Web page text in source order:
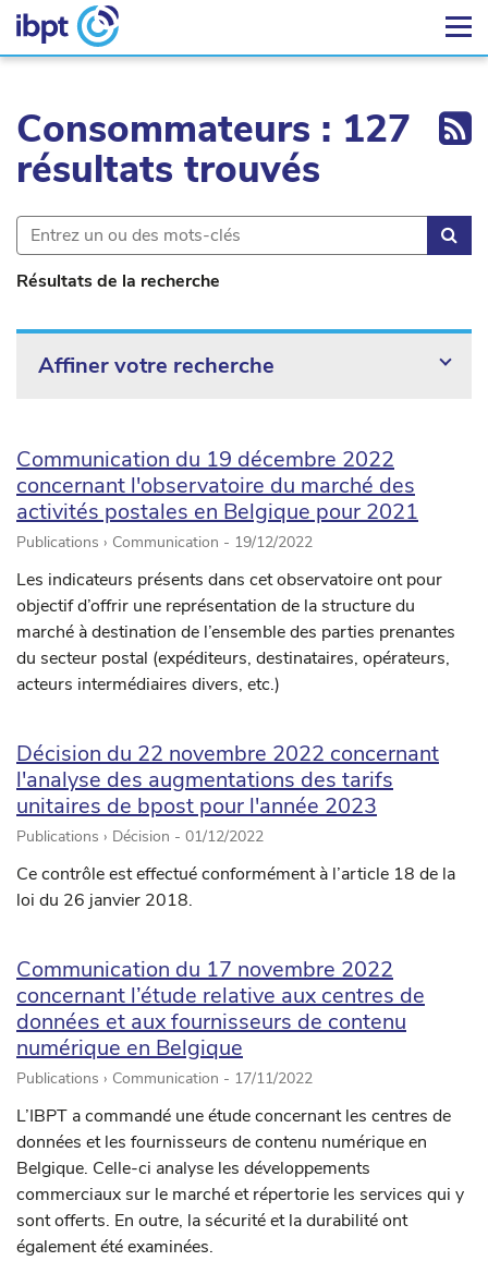
Consommateurs : 127
résultats trouvés
Résultats de la recherche
Affiner votre recherche
Communication du 19 décembre 2022
concernant l'observatoire du marché des
activités postales en Belgique pour 2021
Publications › Communication - 19/12/2022
Les indicateurs présents dans cet observatoire ont pour
objectif d’offrir une représentation de la structure du
marché à destination de l’ensemble des parties prenantes
du secteur postal (expéditeurs, destinataires, opérateurs,
acteurs intermédiaires divers, etc.)
Décision du 22 novembre 2022 concernant
l'analyse des augmentations des tarifs
unitaires de bpost pour l'année 2023
Publications › Décision - 01/12/2022
Ce contrôle est effectué conformément à l’article 18 de la
loi du 26 janvier 2018.
Communication du 17 novembre 2022
concernant l’étude relative aux centres de
données et aux fournisseurs de contenu
numérique en Belgique
Publications › Communication - 17/11/2022
L’IBPT a commandé une étude concernant les centres de
données et les fournisseurs de contenu numérique en
Belgique. Celle-ci analyse les développements
commerciaux sur le marché et répertorie les services qui y
sont offerts. En outre, la sécurité et la durabilité ont
également été examinées.